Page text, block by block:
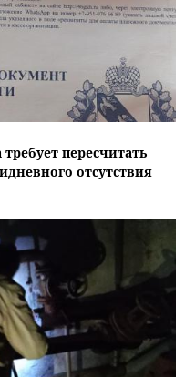
пересчитать
отсутствия